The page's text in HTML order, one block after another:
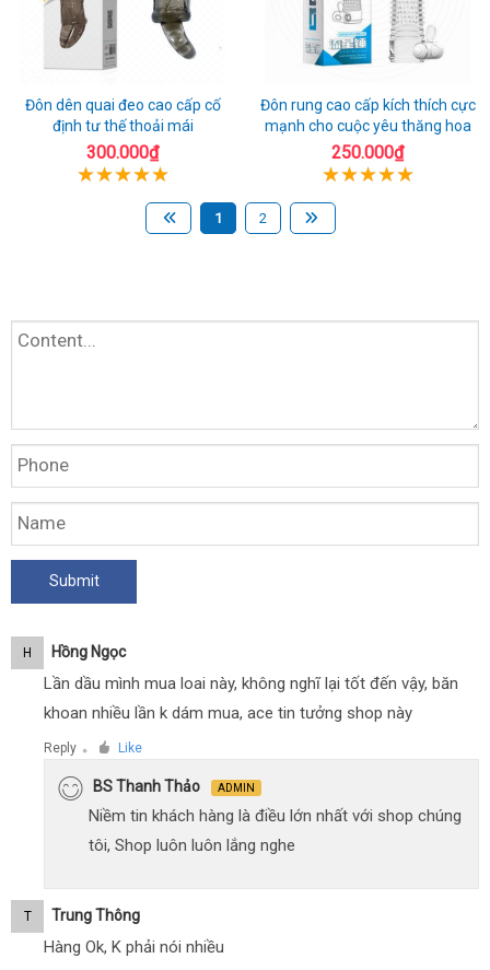
Đôn dên quai đeo cao cấp cố
định tư thế thoải mái
300.000₫
Đôn rung cao cấp kích thích cực
mạnh cho cuộc yêu thăng hoa
250.000₫
1 2
H Hồng Ngọc
Lần dầu mình mua loai này, không nghĩ lại tốt đến vậy, băn
khoan nhiều lần k dám mua, ace tin tưởng shop này
Reply ● Like
BS Thanh Thảo ADMIN
Niềm tin khách hàng là điều lớn nhất với shop chúng
tôi, Shop luôn luôn lắng nghe
T Trung Thông
Hàng Ok, K phải nói nhiều